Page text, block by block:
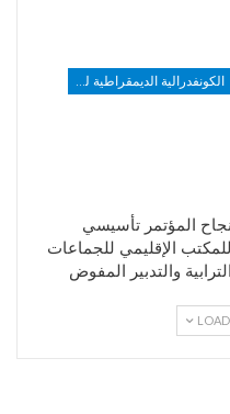
الكونفدرالية الديمقراطية للشغل
نجاح المؤتمر تأسيسي
للمكتب الإقليمي للجماعات
الترابية والتدبير المفوض